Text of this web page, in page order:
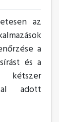
az
a
és a
kétszer
adott